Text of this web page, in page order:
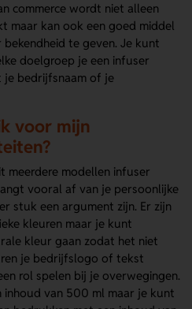
commerce wordt niet alleen
maar kan ook een goed middel
te geven. Je kunt
doelgroep je een infuser
bedrijfsnaam of je
voor mijn
meerdere modellen infuser
vooral af van je persoonlijke
stuk een argument zijn. Er zijn
kleuren maar je kunt
kleur gaan zodat het niet
je bedrijfslogo of tekst
rol spelen bij je overwegingen.
inhoud van 500 ml maar je kunt